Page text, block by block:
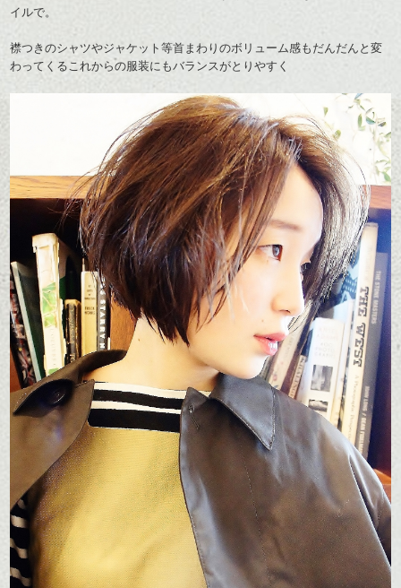
イルで。
襟つきのシャツやジャケット等首まわりのボリューム感もだんだんと変
わってくるこれからの服装にもバランスがとりやすく